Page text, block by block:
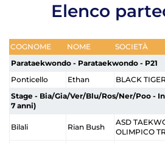
Fita HUBElenco
COGNOME NOME SOCIETÀ
Parataekwondo - Parataekwondo - P21
Ponticello
Ethan BLACK
Stage - Bia/Gia/Ver/Blu/Ros/Ner/Poo -
7 anni)
Bilali Rian Bush
ASD TAEKWONDO
OLIMPICO